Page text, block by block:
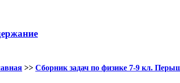
>> Сборник задач по физике 7-9 кл.